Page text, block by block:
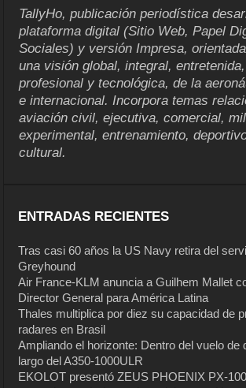
TallyHo, publicación periodística
plataforma digital (Sitio Web, Papel
Sociales) y versión Impresa,
una visión global, integral,
profesional y tecnológica, de la
e internacional. Incorpora temas
aviación civil, ejecutiva, comercial,
experimental, entrenamiento,
cultural.
ENTRADAS RECIENTES
Tras casi 60 años la US Navy retira del
Greyhound
Air France-KLM anuncia a Guilhem Mallet
Director General para América Latina
Thales multiplica por diez su capacidad de
radares en Brasil
Ampliando el horizonte: Dentro del vuelo de
largo del A350-1000ULR
EKOLOT presentó ZEUS PHOENIX PX-